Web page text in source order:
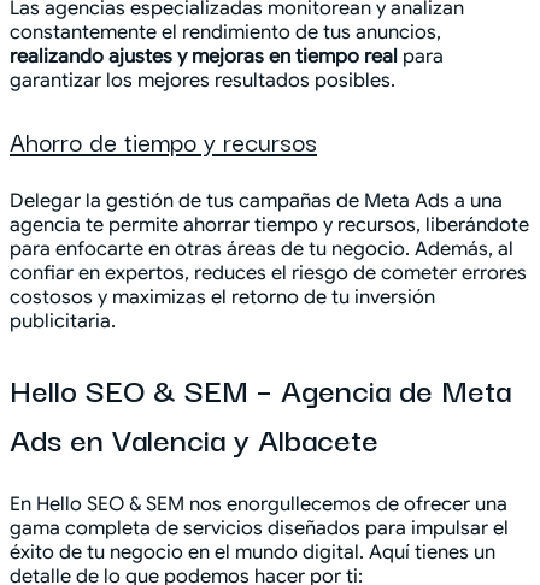
Las agencias especializadas monitorean y analizan
constantemente el rendimiento de tus anuncios,
realizando ajustes y mejoras en tiempo real para
garantizar los mejores resultados posibles.
Ahorro de tiempo y recursos
Delegar la gestión de tus campañas de Meta Ads a una
agencia te permite ahorrar tiempo y recursos, liberándote
para enfocarte en otras áreas de tu negocio. Además, al
confiar en expertos, reduces el riesgo de cometer errores
costosos y maximizas el retorno de tu inversión
publicitaria.
Hello SEO & SEM – Agencia de Meta
Ads en Valencia y Albacete
En Hello SEO & SEM nos enorgullecemos de ofrecer una
gama completa de servicios diseñados para impulsar el
éxito de tu negocio en el mundo digital. Aquí tienes un
detalle de lo que podemos hacer por ti: